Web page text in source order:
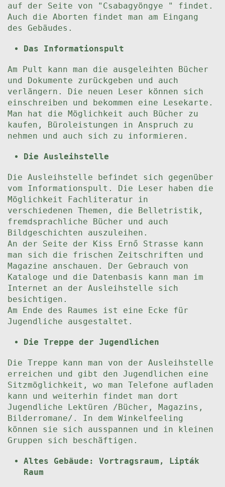
auf der Seite von "Csabagyöngye " findet.
Auch die Aborten findet man am Eingang
des Gebäudes.
Das Informationspult
Am Pult kann man die ausgeleihten Bücher
und Dokumente zurückgeben und auch
verlängern. Die neuen Leser können sich
einschreiben und bekommen eine Lesekarte.
Man hat die Möglichkeit auch Bücher zu
kaufen, Büroleistungen in Anspruch zu
nehmen und auch sich zu informieren.
Die Ausleihstelle
Die Ausleihstelle befindet sich gegenüber
vom Informationspult. Die Leser haben die
Möglichkeit Fachliteratur in
verschiedenen Themen, die Belletristik,
fremdsprachliche Bücher und auch
Bildgeschichten auszuleihen.
An der Seite der Kiss Ernő Strasse kann
man sich die frischen Zeitschriften und
Magazine anschauen. Der Gebrauch von
Kataloge und die Datenbasis kann man im
Internet an der Ausleihstelle sich
besichtigen.
Am Ende des Raumes ist eine Ecke für
Jugendliche ausgestaltet.
Die Treppe der Jugendlichen
Die Treppe kann man von der Ausleihstelle
erreichen und gibt den Jugendlichen eine
Sitzmöglichkeit, wo man Telefone aufladen
kann und weiterhin findet man dort
Jugendliche Lektüren /Bücher, Magazins,
Bilderromane/. In dem Winkelfeeling
können sie sich ausspannen und in kleinen
Gruppen sich beschäftigen.
Altes Gebäude: Vortragsraum, Lipták
Raum